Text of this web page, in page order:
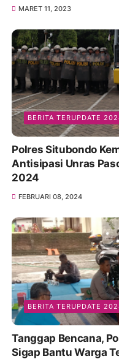
MARET 11, 2023
BERITA TERUPDATE
Polres Situbondo
Antisipasi Unras
2024
FEBRUARI 08, 2024
BERITA TERUPDATE
Tanggap Bencana,
Sigap Bantu Warga